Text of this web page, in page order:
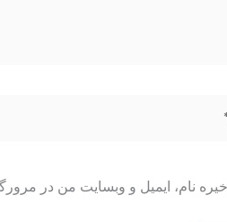
نام، ایمیل و وبسایت من در